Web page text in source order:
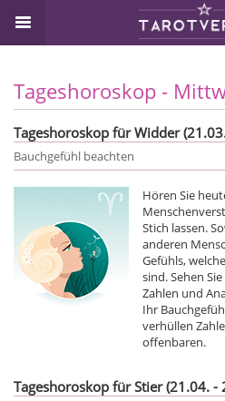
Tageshoroskop -
Tageshoroskop für Widder
Bauchgefühl beachten
Hören Sie
Stich lassen.
anderen
Gefühls,
sind. Sehen
Zahlen und
Ihr
verhüllen
offenbaren.
Tageshoroskop für Stier (21.04. -